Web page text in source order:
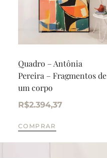
Quadro – Antônia
Pereira – Fragmentos de
um corpo
R$2.394,37
COMPRAR